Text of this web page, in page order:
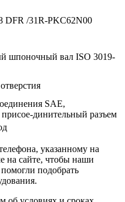
DFR /31R-PKC62N00
шпоночный вал ISO 3019-
SAE,
динительный разъем
указанному на
на сайте, чтобы наши
подобрать